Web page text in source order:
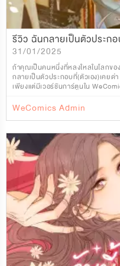
31/01/2025
ถ้าคุณเป็นคนหนึ่งที่หลงใหลในโลกขอ
กลายเป็นตัวประกอบที่(ตัวเอง)เคยด่
เพียงแต่มีเวอร์ชันการ์ตูนใน
WeComics Admin